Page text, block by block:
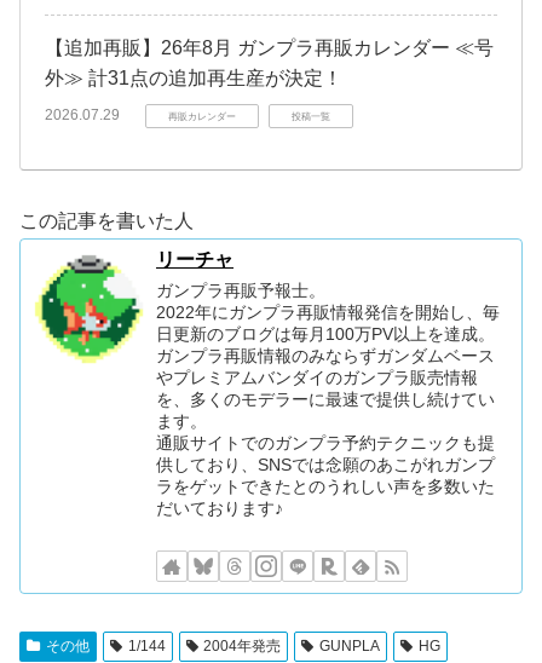
【追加再販】26年8月 ガンプラ再販カレンダー ≪号
外≫ 計31点の追加再生産が決定！
2026.07.29 再販カレンダー 投稿一覧
この記事を書いた人
リーチャ
ガンプラ再販予報士。
2022年にガンプラ再販情報発信を開始し、毎
日更新のブログは毎月100万PV以上を達成。
ガンプラ再販情報のみならずガンダムベース
やプレミアムバンダイのガンプラ販売情報
を、多くのモデラーに最速で提供し続けてい
ます。
通販サイトでのガンプラ予約テクニックも提
供しており、SNSでは念願のあこがれガンプ
ラをゲットできたとのうれしい声を多数いた
だいております♪
その他 1/144 2004年発売 GUNPLA
HG